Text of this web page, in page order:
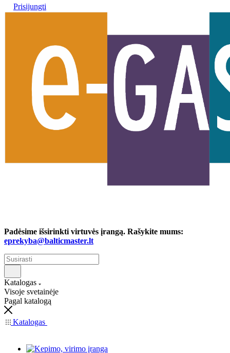
Prisijungti
Padėsime išsirinkti virtuvės įrangą. Rašykite mums:
eprekyba@balticmaster.lt
Katalogas
Visoje svetainėje
Pagal katalogą
Katalogas